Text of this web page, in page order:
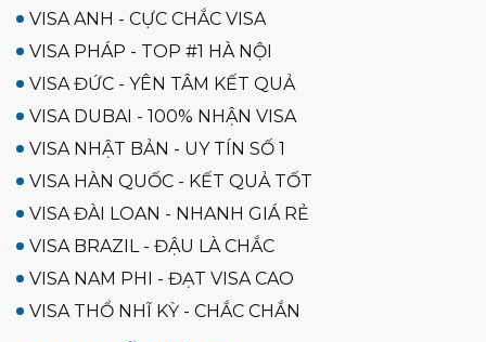
VISA ANH - CỰC CHẮC VISA
VISA PHÁP - TOP #1 HÀ NỘI
VISA ĐỨC - YÊN TÂM KẾT QUẢ
VISA DUBAI - 100% NHẬN VISA
VISA NHẬT BẢN - UY TÍN SỐ 1
VISA HÀN QUỐC - KẾT QUẢ TỐT
VISA ĐÀI LOAN - NHANH GIÁ RẺ
VISA BRAZIL - ĐẬU LÀ CHẮC
VISA NAM PHI - ĐẠT VISA CAO
VISA THỔ NHĨ KỲ - CHẮC CHẮN